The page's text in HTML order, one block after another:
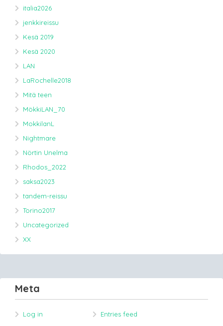
italia2026
jenkkireissu
Kesä 2019
Kesä 2020
LAN
LaRochelle2018
Mitä teen
MökkiLAN_70
MokkilanL
Nightmare
Nörtin Unelma
Rhodos_2022
saksa2023
tandem-reissu
Torino2017
Uncategorized
XX
Meta
Log in
Entries feed